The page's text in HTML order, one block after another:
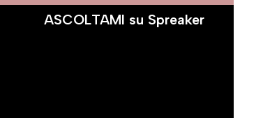
ASCOLTAMI su Spreaker